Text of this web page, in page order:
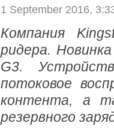
1 September 2016,
Компания
ридера.
G3.
потоковое
контента, а
резервного